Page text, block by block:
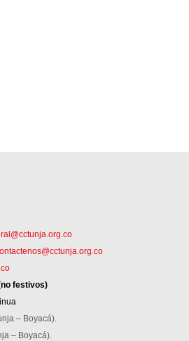
festivos)
– Boyacá).
– Boyacá).